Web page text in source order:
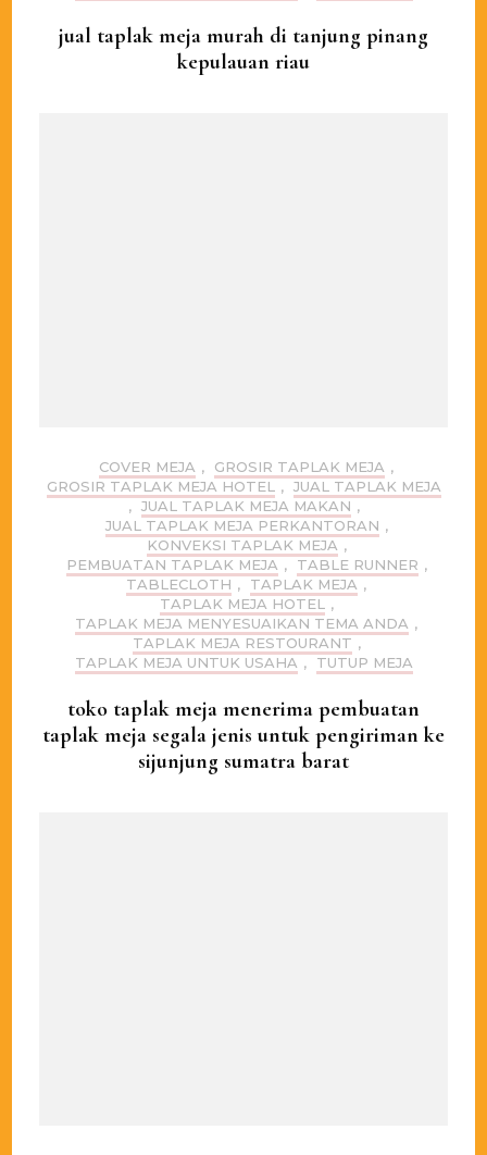
jual taplak meja murah di tanjung pinang
kepulauan riau
COVER MEJA , GROSIR TAPLAK MEJA ,
GROSIR TAPLAK MEJA HOTEL
, JUAL TAPLAK MEJA
, JUAL TAPLAK MEJA MAKAN ,
JUAL TAPLAK MEJA PERKANTORAN ,
KONVEKSI TAPLAK MEJA ,
PEMBUATAN TAPLAK MEJA , TABLE RUNNER ,
TABLECLOTH , TAPLAK MEJA ,
TAPLAK MEJA HOTEL
,
TAPLAK MEJA MENYESUAIKAN TEMA ANDA ,
TAPLAK MEJA RESTOURANT ,
TAPLAK MEJA UNTUK USAHA , TUTUP MEJA
toko taplak meja menerima pembuatan
taplak meja segala jenis untuk pengiriman ke
sijunjung sumatra barat